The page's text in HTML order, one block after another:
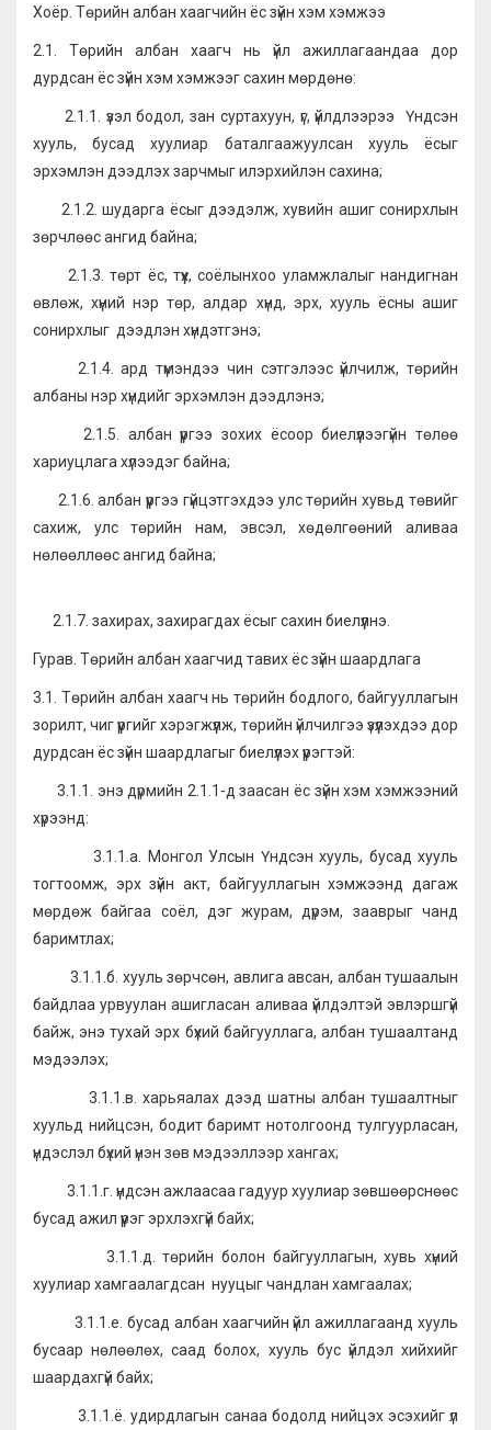
Хоёр. Төрийн албан хаагчийн ёс зүйн хэм хэмжээ
2.1. Төрийн албан хаагч нь үйл ажиллагаандаа дор
дурдсан ёс зүйн хэм хэмжээг сахин мөрдөнө:
2.1.1. үзэл бодол, зан суртахуун, үг, үйлдлээрээ Үндсэн
хууль, бусад хуулиар баталгаажуулсан хууль ёсыг
эрхэмлэн дээдлэх зарчмыг илэрхийлэн сахина;
2.1.2. шударга ёсыг дээдэлж, хувийн ашиг сонирхлын
зөрчлөөс ангид байна;
2.1.3. төрт ёс, түүх, соёлынхоо уламжлалыг нандигнан
өвлөж, хүний нэр төр, алдар хүнд, эрх, хууль ёсны ашиг
сонирхлыг дээдлэн хүндэтгэнэ;
2.1.4. ард түмэндээ чин сэтгэлээс үйлчилж, төрийн
албаны нэр хүндийг эрхэмлэн дээдлэнэ;
2.1.5. албан үүргээ зохих ёсоор биелүүлээгүйн төлөө
хариуцлага хүлээдэг байна;
2.1.6. албан үүргээ гүйцэтгэхдээ улс төрийн хувьд төвийг
сахиж, улс төрийн нам, эвсэл, хөдөлгөөний аливаа
нөлөөллөөс ангид байна;
2.1.7. захирах, захирагдах ёсыг сахин биелүүлнэ.
Гурав. Төрийн албан хаагчид тавих ёс зүйн шаардлага
3.1. Төрийн албан хаагч нь төрийн бодлого, байгууллагын
зорилт, чиг үүргийг хэрэгжүүлж, төрийн үйлчилгээ үзүүлэхдээ дор
дурдсан ёс зүйн шаардлагыг биелүүлэх үүрэгтэй:
3.1.1. энэ дүрмийн 2.1.1-д заасан ёс зүйн хэм хэмжээний
хүрээнд:
3.1.1.а. Монгол Улсын Үндсэн хууль, бусад хууль
тогтоомж, эрх зүйн акт, байгууллагын хэмжээнд дагаж
мөрдөж байгаа соёл, дэг журам, дүрэм, зааврыг чанд
баримтлах;
3.1.1.б. хууль зөрчсөн, авлига авсан, албан тушаалын
байдлаа урвуулан ашигласан аливаа үйлдэлтэй эвлэршгүй
байж, энэ тухай эрх бүхий байгууллага, албан тушаалтанд
мэдээлэх;
3.1.1.в. харьяалах дээд шатны албан тушаалтныг
хуульд нийцсэн, бодит баримт нотолгоонд тулгуурласан,
үндэслэл бүхий үнэн зөв мэдээллээр хангах;
3.1.1.г. үндсэн ажлаасаа гадуур хуулиар зөвшөөрснөөс
бусад ажил үүрэг эрхлэхгүй байх;
3.1.1.д. төрийн болон байгууллагын, хувь хүний
хуулиар хамгаалагдсан нууцыг чандлан хамгаалах;
3.1.1.е. бусад албан хаагчийн үйл ажиллагаанд хууль
бусаар нөлөөлөх, саад болох, хууль бус үйлдэл хийхийг
шаардахгүй байх;
3.1.1.ё. удирдлагын санаа бодолд нийцэх эсэхийг үл